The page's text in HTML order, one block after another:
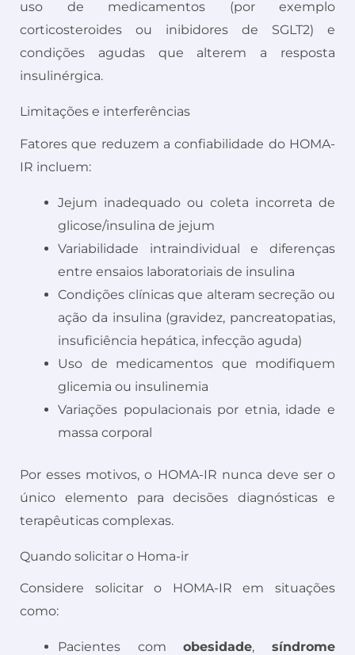
uso de medicamentos (por exemplo
corticosteroides ou inibidores de SGLT2) e
condições agudas que alterem a resposta
insulinérgica.
Limitações e interferências
Fatores que reduzem a confiabilidade do HOMA-
IR incluem:
Jejum inadequado ou coleta incorreta de
glicose/insulina de jejum
Variabilidade intraindividual e diferenças
entre ensaios laboratoriais de insulina
Condições clínicas que alteram secreção ou
ação da insulina (gravidez, pancreatopatias,
insuficiência hepática, infecção aguda)
Uso de medicamentos que modifiquem
glicemia ou insulinemia
Variações populacionais por etnia, idade e
massa corporal
Por esses motivos, o HOMA-IR nunca deve ser o
único elemento para decisões diagnósticas e
terapêuticas complexas.
Quando solicitar o Homa-ir
Considere solicitar o HOMA-IR em situações
como:
Pacientes comobesidade,síndrome